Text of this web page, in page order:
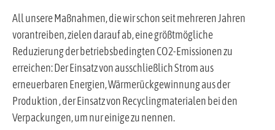
All unsere Maßnahmen, die wir schon seit mehreren Jahren
vorantreiben, zielen darauf ab, eine größtmögliche
Reduzierung der betriebsbedingten CO2-Emissionen zu
erreichen: Der Einsatz von ausschließlich Strom aus
erneuerbaren Energien, Wärmerückgewinnung aus der
Produktion , der Einsatz von Recyclingmaterialen bei den
Verpackungen, um nur einige zu nennen.